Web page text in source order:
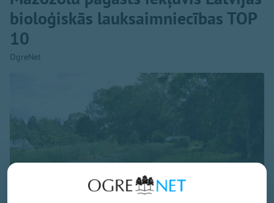
bioloģiskās lauksaimniecības TOP
10
OgreNet